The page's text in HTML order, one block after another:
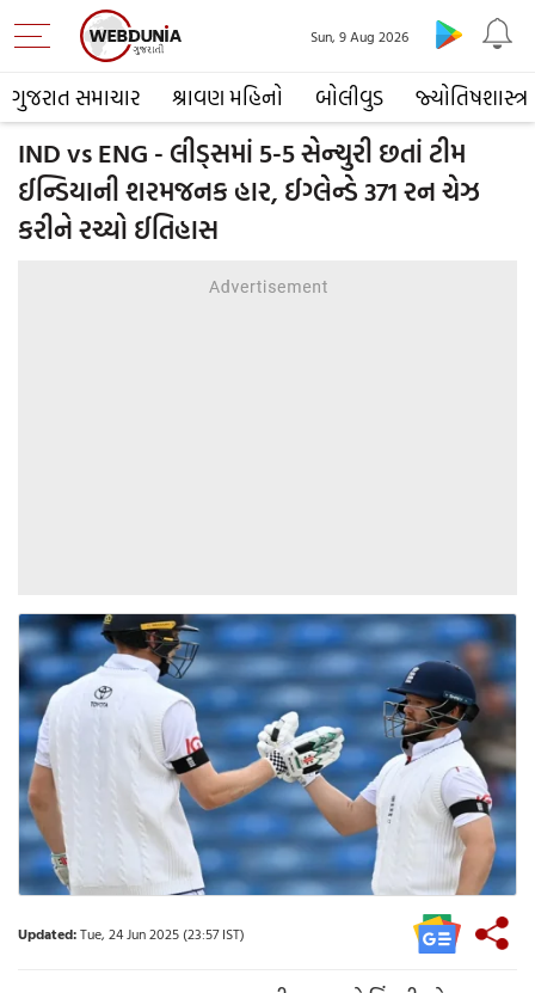
ગુજરાત સમાચાર શ્રાવણ મહિનો બોલીવુડ જ્યોતિષશાસ્ત્ર
Sun, 9 Aug 2026
IND vs ENG - લીડ્સમાં 5-5 સેન્ચુરી છતાં ટીમ
ઈન્ડિયાની શરમજનક હાર, ઈગ્લેન્ડે 371 રન ચેઝ
કરીને રચ્યો ઈતિહાસ
Updated:Tue, 24 Jun 2025 (23:57 IST)